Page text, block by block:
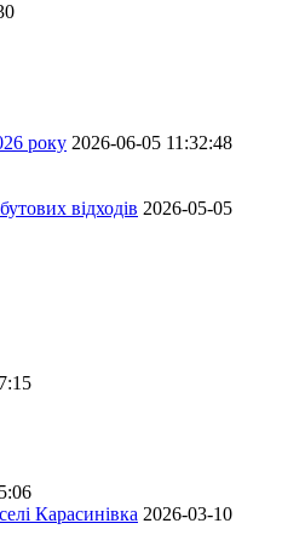
року 2026-06-05 11:32:48
відходів 2026-05-05
Карасинівка 2026-03-10